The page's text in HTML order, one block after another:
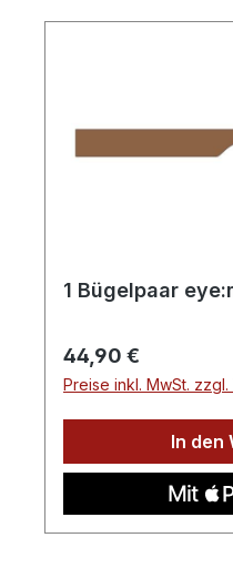
1 Bügelpaar
Regulärer Preis:
44,90 €
Preise inkl. MwSt.
In den